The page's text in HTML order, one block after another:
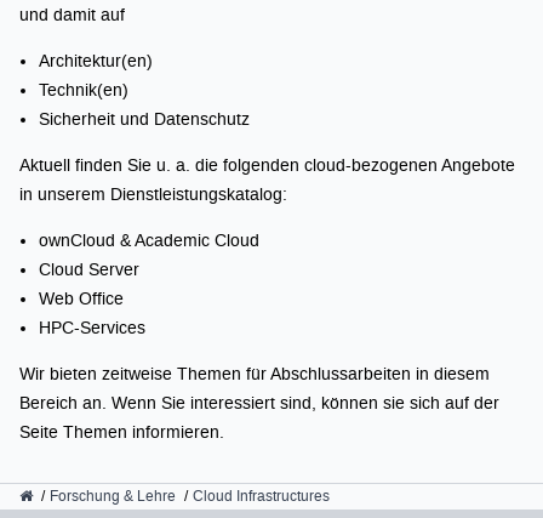
und damit auf
Architektur(en)
Technik(en)
Sicherheit und Datenschutz
Aktuell finden Sie u. a. die folgenden cloud-bezogenen Angebote
in unserem Dienstleistungskatalog:
ownCloud & Academic Cloud
Cloud Server
Web Office
HPC-Services
Wir bieten zeitweise Themen für Abschlussarbeiten in diesem
Bereich an. Wenn Sie interessiert sind, können sie sich auf der
Seite Themen informieren.
GWDG
Forschung & Lehre Cloud Infrastructures